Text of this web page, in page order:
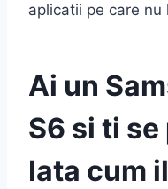
aplicatii pe care nu
Ai un
S6 si ti se
Iata cum